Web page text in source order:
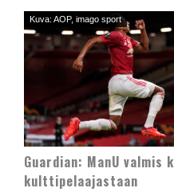
Kuva: AOP, imago sport
Guardian: ManU
kulttipelaajastaan